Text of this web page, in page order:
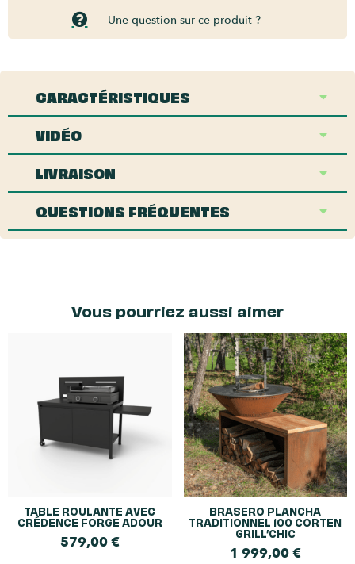
Une question sur ce produit ?
CARACTÉRISTIQUES
VIDÉO
LIVRAISON
QUESTIONS FRÉQUENTES
Vous pourriez aussi aimer
TABLE ROULANTE AVEC
CRÉDENCE FORGE ADOUR
579,00€
BRASERO PLANCHA
TRADITIONNEL 100 CORTEN
GRILL’CHIC
1 999,00€